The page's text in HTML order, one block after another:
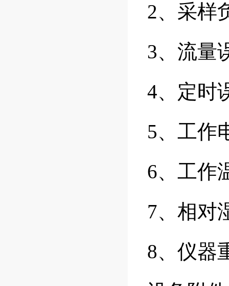
2、采样
3、流量
4、定
5、工
6、工
7、相
8、仪